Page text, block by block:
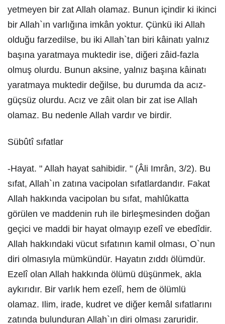
yetmeyen bir zat Allah olamaz. Bunun içindir ki ikinci
bir Allah`ın varlığına imkân yoktur. Çünkü iki Allah
olduğu farzedilse, bu iki Allah`tan biri kâinatı yalnız
başına yaratmaya muktedir ise, diğeri zâid-fazla
olmuş olurdu. Bunun aksine, yalnız başına kâinatı
yaratmaya muktedir değilse, bu durumda da acız-
güçsüz olurdu. Acız ve zâit olan bir zat ise Allah
olamaz. Bu nedenle Allah vardır ve birdir.
Sübûtî sıfatlar
-Hayat. " Allah hayat sahibidir. " (Âli Imrân, 3/2). Bu
sıfat, Allah`ın zatına vacipolan sıfatlardandır. Fakat
Allah hakkında vacipolan bu sıfat, mahlûkatta
görülen ve maddenin ruh ile birleşmesinden doğan
geçici ve maddi bir hayat olmayıp ezelî ve ebedîdir.
Allah hakkındaki vücut sıfatının kamil olması, O`nun
diri olmasıyla mümkündür. Hayatın zıddı ölümdür.
Ezelî olan Allah hakkında ölümü düşünmek, akla
aykırıdır. Bir varlık hem ezelî, hem de ölümlü
olamaz. Ilim, irade, kudret ve diğer kemâl sıfatlarını
zatında bulunduran Allah`ın diri olması zaruridir.